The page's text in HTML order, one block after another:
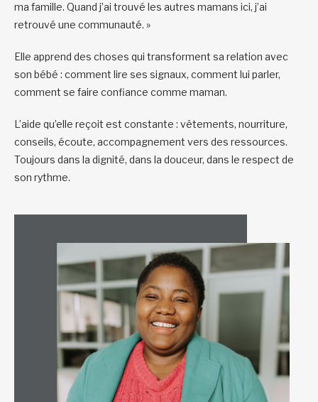
ma famille. Quand j’ai trouvé les autres mamans ici, j’ai
retrouvé une communauté. »
Elle apprend des choses qui transforment sa relation avec
son bébé : comment lire ses signaux, comment lui parler,
comment se faire confiance comme maman.
L’aide qu’elle reçoit est constante : vêtements, nourriture,
conseils, écoute, accompagnement vers des ressources.
Toujours dans la dignité, dans la douceur, dans le respect de
son rythme.